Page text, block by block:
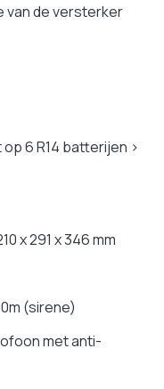
van de versterker
6 R14 batterijen >
x 291 x 346 mm
(sirene)
met anti-